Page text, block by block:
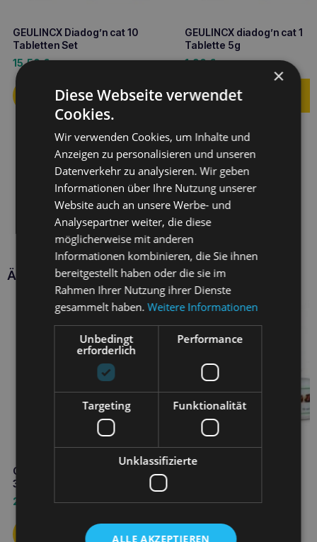
GEULINCX Diadog’n cat 10
Tabletten Set
15,50€
GEULINCX diadog’n cat 1
Tablette 5g
1,90€
Ähnliche Produkte
GEULINCX Enteromicro Complex
32 Tabletten
21,50
×
Diese Webseite verwendet
Cookies.
Wir verwenden Cookies, um Inhalte und
Anzeigen zu personalisieren und unseren
Datenverkehr zu analysieren. Wir geben
Informationen über Ihre Nutzung unserer
Website auch an unsere Werbe- und
Analysepartner weiter, die diese
möglicherweise mit anderen
Informationen kombinieren, die Sie ihnen
bereitgestellt haben oder die sie im
Rahmen Ihrer Nutzung ihrer Dienste
gesammelt haben.Weitere Informationen
Unbedingt
erforderlich
Performance
Targeting Funktionalität
Unklassifizierte
ALLE AKZEPTIEREN